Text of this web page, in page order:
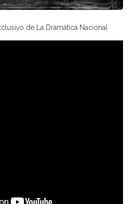
de La Dramática Nacional